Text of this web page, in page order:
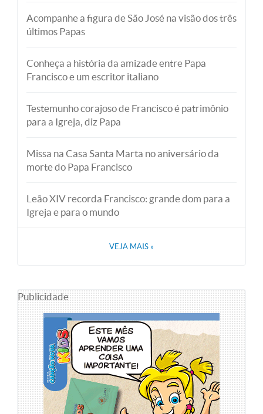
Acompanhe a figura de São José na visão dos três
últimos Papas
Conheça a história da amizade entre Papa
Francisco e um escritor italiano
Testemunho corajoso de Francisco é patrimônio
para a Igreja, diz Papa
Missa na Casa Santa Marta no aniversário da
morte do Papa Francisco
Leão XIV recorda Francisco: grande dom para a
Igreja e para o mundo
VEJA MAIS »
Publicidade